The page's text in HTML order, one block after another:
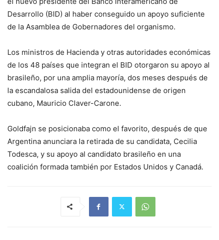
Desarrollo (BID) al haber conseguido un apoyo suficiente
de la Asamblea de Gobernadores del organismo.
Los ministros de Hacienda y otras autoridades económicas
de los 48 países que integran el BID otorgaron su apoyo al
brasileño, por una amplia mayoría, dos meses después de
la escandalosa salida del estadounidense de origen
cubano, Mauricio Claver-Carone.
Goldfajn se posicionaba como el favorito, después de que
Argentina anunciara la retirada de su candidata, Cecilia
Todesca, y su apoyo al candidato brasileño en una
coalición formada también por Estados Unidos y Canadá.